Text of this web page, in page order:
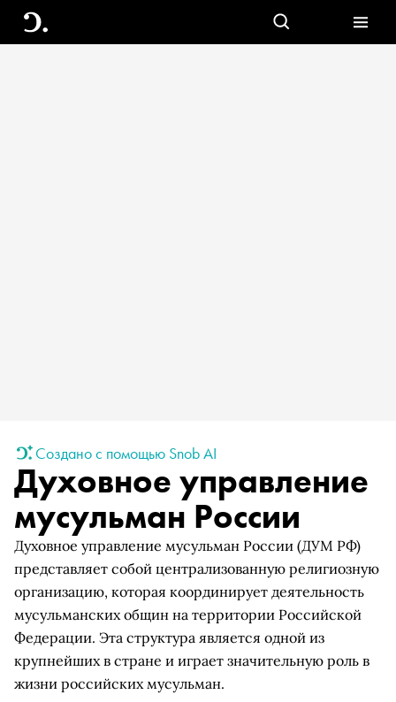
Создано с помощью Snob AI
Духовное управление
мусульман России
Духовное управление мусульман России (ДУМ РФ)
представляет собой централизованную религиозную
организацию, которая координирует деятельность
мусульманских общин на территории Российской
Федерации. Эта структура является одной из
крупнейших в стране и играет значительную роль в
жизни российских мусульман.